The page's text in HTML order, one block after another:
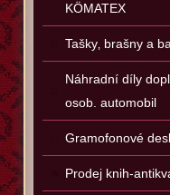
KÖMATEX
Tašky‚ brašny a
Náhradní díly
osob. automobil
Gramofonové
Prodej knih-